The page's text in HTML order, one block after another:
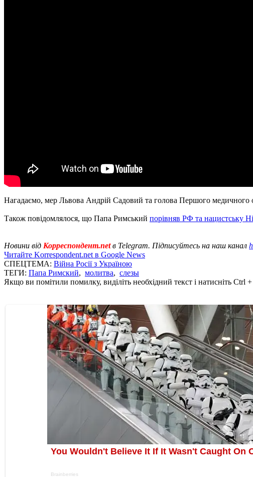
Нагадаємо, мер Львова Андрій Садовий та голова Першого медичного
Також повідомлялося, що Папа Римський порівняв РФ та нацистську
Новини від Корреспондент.netв Telegram. Підписуйтесь на наш канал
Читайте Korrespondent.net в Google News
СПЕЦТЕМА: Війна Росії з Україною
ТЕГИ: Папа Римский, молитва, слезы
Якщо ви помітили помилку, виділіть необхідний текст і натисніть